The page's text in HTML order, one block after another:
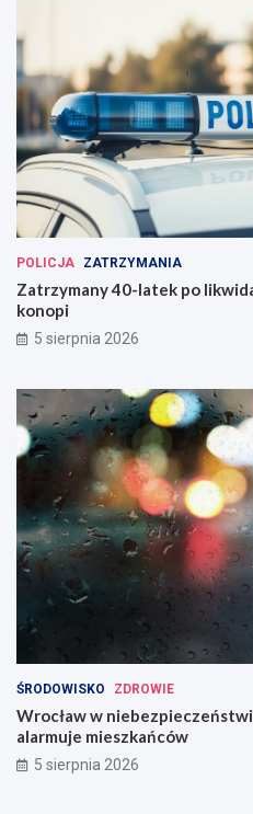
POLICJA ZATRZYMANIA
Zatrzymany 40-latek po
konopi
5 sierpnia 2026
ŚRODOWISKO ZDROWIE
Wrocław w
alarmuje mieszkańców
5 sierpnia 2026